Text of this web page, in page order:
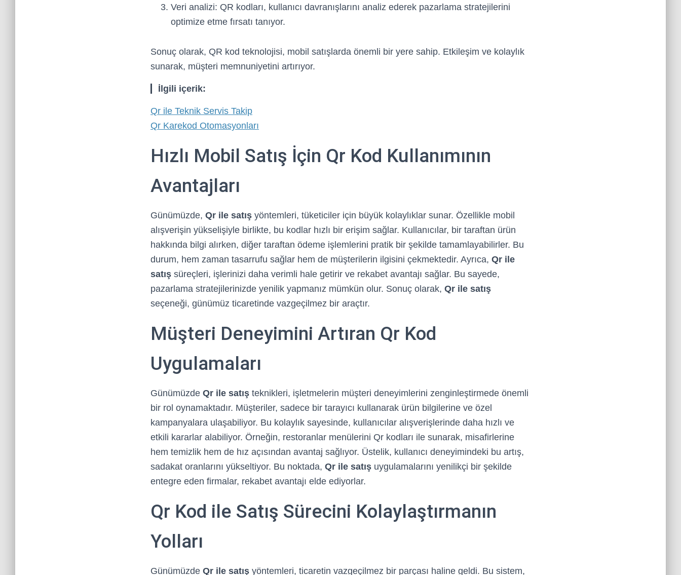
Veri analizi: QR kodları, kullanıcı davranışlarını analiz ederek pazarlama stratejilerini
optimize etme fırsatı tanıyor.
Sonuç olarak, QR kod teknolojisi, mobil satışlarda önemli bir yere sahip. Etkileşim ve kolaylık
sunarak, müşteri memnuniyetini artırıyor.
İlgili içerik:
Qr ile Teknik Servis Takip
Qr Karekod Otomasyonları
Hızlı Mobil Satış İçin Qr Kod Kullanımının
Avantajları
Günümüzde, Qr ile satış yöntemleri, tüketiciler için büyük kolaylıklar sunar. Özellikle mobil
alışverişin yükselişiyle birlikte, bu kodlar hızlı bir erişim sağlar. Kullanıcılar, bir taraftan ürün
hakkında bilgi alırken, diğer taraftan ödeme işlemlerini pratik bir şekilde tamamlayabilirler. Bu
durum, hem zaman tasarrufu sağlar hem de müşterilerin ilgisini çekmektedir. Ayrıca, Qr ile
satış süreçleri, işlerinizi daha verimli hale getirir ve rekabet avantajı sağlar. Bu sayede,
pazarlama stratejilerinizde yenilik yapmanız mümkün olur. Sonuç olarak, Qr ile satış
seçeneği, günümüz ticaretinde vazgeçilmez bir araçtır.
Müşteri Deneyimini Artıran Qr Kod
Uygulamaları
Günümüzde Qr ile satış teknikleri, işletmelerin müşteri deneyimlerini zenginleştirmede önemli
bir rol oynamaktadır. Müşteriler, sadece bir tarayıcı kullanarak ürün bilgilerine ve özel
kampanyalara ulaşabiliyor. Bu kolaylık sayesinde, kullanıcılar alışverişlerinde daha hızlı ve
etkili kararlar alabiliyor. Örneğin, restoranlar menülerini Qr kodları ile sunarak, misafirlerine
hem temizlik hem de hız açısından avantaj sağlıyor. Üstelik, kullanıcı deneyimindeki bu artış,
sadakat oranlarını yükseltiyor. Bu noktada, Qr ile satış uygulamalarını yenilikçi bir şekilde
entegre eden firmalar, rekabet avantajı elde ediyorlar.
Qr Kod ile Satış Sürecini Kolaylaştırmanın
Yolları
Günümüzde Qr ile satış yöntemleri, ticaretin vazgeçilmez bir parçası haline geldi. Bu sistem,